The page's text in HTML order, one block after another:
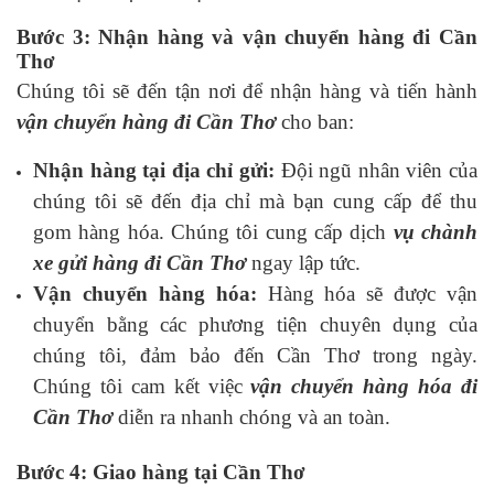
Bước 3: Nhận hàng và vận chuyển hàng đi Cần
Thơ
Chúng tôi sẽ đến tận nơi để nhận hàng và tiến hành
vận chuyển hàng đi Cần Thơcho ban:
Nhận hàng tại địa chỉ gửi: Đội ngũ nhân viên của
chúng tôi sẽ đến địa chỉ mà bạn cung cấp để thu
gom hàng hóa. Chúng tôi cung cấp dịch vụ chành
xe gửi hàng đi Cần Thơngay lập tức.
Vận chuyển hàng hóa: Hàng hóa sẽ được vận
chuyển bằng các phương tiện chuyên dụng của
chúng tôi, đảm bảo đến Cần Thơ trong ngày.
Chúng tôi cam kết việcvận chuyển hàng hóa đi
Cần Thơdiễn ra nhanh chóng và an toàn.
Bước 4: Giao hàng tại Cần Thơ